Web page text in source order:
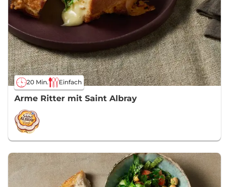
20 Min. Einfach
Arme Ritter mit Saint Albray